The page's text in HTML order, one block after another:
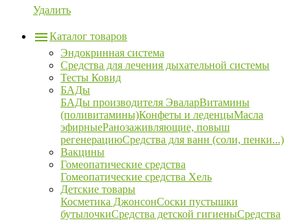
Удалить
Каталог товаров
Эндокринная система
Средства для лечения дыхательной системы
Тесты Ковид
БАДы
БАДы производителя ЭваларВитамины
(поливитамины)Конфеты и леденцыМасла
эфирныеРанозаживляющие, повыш
регенерациюСредства для ванн (соли, пенки...)
Вакцины
Гомеопатические средства
Гомеопатические средства Хель
Детские товары
Косметика ДжонсонСоски пустышки
бутылочкиСредства детской гигиеныСредства